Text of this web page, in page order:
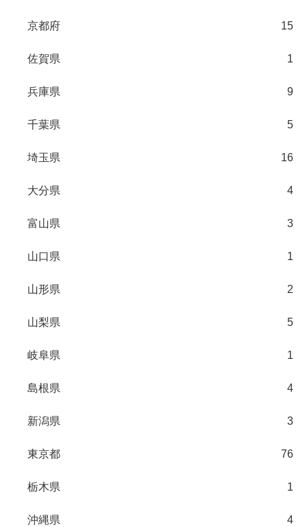
京都府 15
佐賀県 1
兵庫県 9
千葉県 5
埼玉県 16
大分県 4
富山県 3
山口県 1
山形県 2
山梨県 5
岐阜県 1
島根県 4
新潟県 3
東京都 76
栃木県 1
沖縄県 4